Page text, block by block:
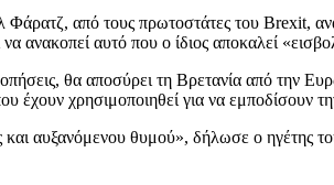
Φάρατζ, από τους πρωτοστάτες του Brexit,
ανακοπεί αυτό που ο ίδιος αποκαλεί
θα αποσύρει τη Βρετανία από
χρησιμοποιηθεί για να εμποδίσουν
αυξανόμενου θυμού», δήλωσε ο ηγέτης